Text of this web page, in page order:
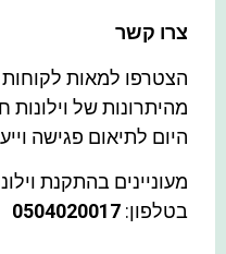
צרו קשר
הצטרפו למאות
מהיתרונות של וילונות
היום לתיאום פגישה
מעוניינים בהתקנת
בטלפון: 0504020017